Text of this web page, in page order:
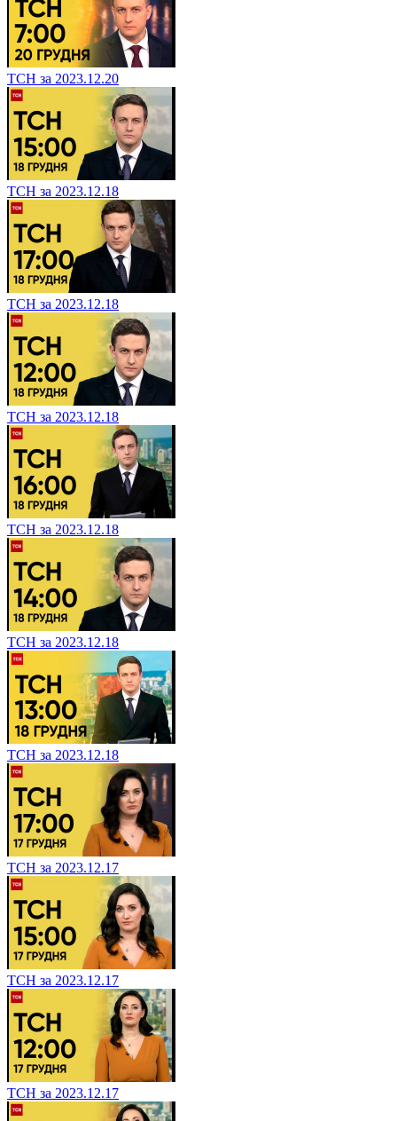
ТСН за 2023.12.20
ТСН за 2023.12.18
ТСН за 2023.12.18
ТСН за 2023.12.18
ТСН за 2023.12.18
ТСН за 2023.12.18
ТСН за 2023.12.18
ТСН за 2023.12.17
ТСН за 2023.12.17
ТСН за 2023.12.17